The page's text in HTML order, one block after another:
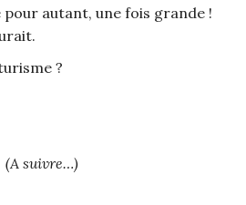
autant, une fois grande !
?
(A suivre…)